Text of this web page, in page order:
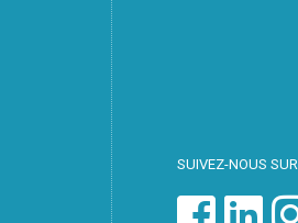
SUIVEZ-NOUS SUR